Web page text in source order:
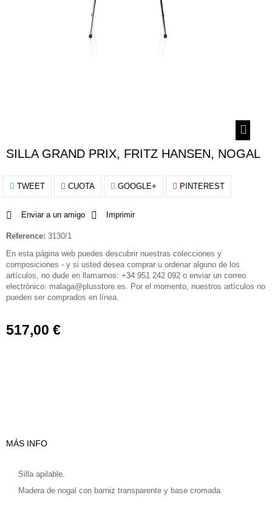
SILLA GRAND PRIX, FRITZ HANSEN, NOGAL
TWEET CUOTA GOOGLE+ PINTEREST
Enviar a un amigo Imprimir
Reference: 3130/1
En esta página web puedes descubrir nuestras colecciones y
composiciones - y si usted desea comprar u ordenar alguno de los
artículos, no dude en llamarnos: +34 951 242 092 o enviar un correo
electrónico: malaga@plusstore.es. Por el momento, nuestros artículos no
pueden ser comprados en línea.
517,00 €
MÁS INFO
Silla apilable.
Madera de nogal con barniz transparente y base cromada.